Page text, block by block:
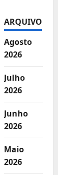
ARQUIVO
Agosto
2026
Julho
2026
Junho
2026
Maio
2026